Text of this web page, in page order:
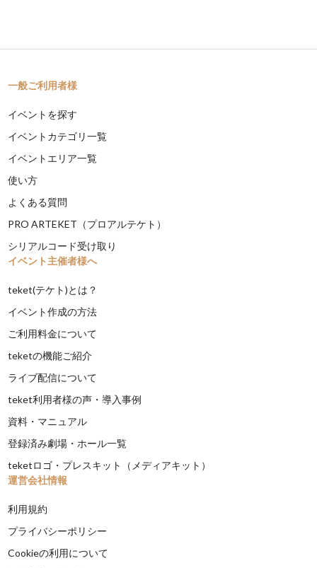
一般ご利用者様
イベントを探す
イベントカテゴリ一覧
イベントエリア一覧
使い方
よくある質問
PRO ARTEKET（プロアルテケト）
シリアルコード受け取り
イベント主催者様へ
teket(テケト)とは？
イベント作成の方法
ご利用料金について
teketの機能ご紹介
ライブ配信について
teket利用者様の声・導入事例
資料・マニュアル
登録済み劇場・ホール一覧
teketロゴ・プレスキット（メディアキット）
運営会社情報
利用規約
プライバシーポリシー
Cookieの利用について